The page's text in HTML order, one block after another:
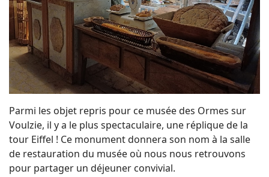
Parmi les objet repris pour ce musée des Ormes sur
Voulzie, il y a le plus spectaculaire, une réplique de la
tour Eiffel ! Ce monument donnera son nom à la salle
de restauration du musée où nous nous retrouvons
pour partager un déjeuner convivial.